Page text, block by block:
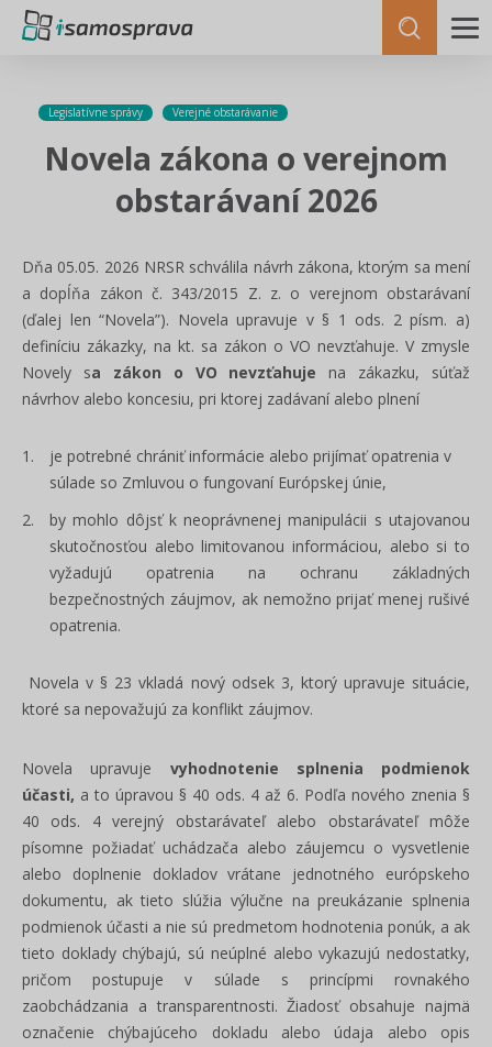
Legislatívne správy Verejné obstarávanie
Novela zákona o verejnom
obstarávaní 2026
Dňa 05.05. 2026 NRSR schválila návrh zákona, ktorým sa mení
a dopĺňa zákon č. 343/2015 Z. z. o verejnom obstarávaní
(ďalej len “Novela”). Novela upravuje v § 1 ods. 2 písm. a)
definíciu zákazky, na kt. sa zákon o VO nevzťahuje. V zmysle
Novely sa zákon o VO nevzťahuje na zákazku, súťaž
návrhov alebo koncesiu, pri ktorej zadávaní alebo plnení
je potrebné chrániť informácie alebo prijímať opatrenia v
súlade so Zmluvou o fungovaní Európskej únie,
by mohlo dôjsť k neoprávnenej manipulácii s utajovanou
skutočnosťou alebo limitovanou informáciou, alebo si to
vyžadujú opatrenia na ochranu základných
bezpečnostných záujmov, ak nemožno prijať menej rušivé
opatrenia.
Novela v § 23 vkladá nový odsek 3, ktorý upravuje situácie,
ktoré sa nepovažujú za konflikt záujmov.
Novela upravuje vyhodnotenie splnenia podmienok
účasti, a to úpravou § 40 ods. 4 až 6. Podľa nového znenia §
40 ods. 4 verejný obstarávateľ alebo obstarávateľ môže
písomne požiadať uchádzača alebo záujemcu o vysvetlenie
alebo doplnenie dokladov vrátane jednotného európskeho
dokumentu, ak tieto slúžia výlučne na preukázanie splnenia
podmienok účasti a nie sú predmetom hodnotenia ponúk, a ak
tieto doklady chýbajú, sú neúplné alebo vykazujú nedostatky,
pričom postupuje v súlade s princípmi rovnakého
zaobchádzania a transparentnosti. Žiadosť obsahuje najmä
označenie chýbajúceho dokladu alebo údaja alebo opis